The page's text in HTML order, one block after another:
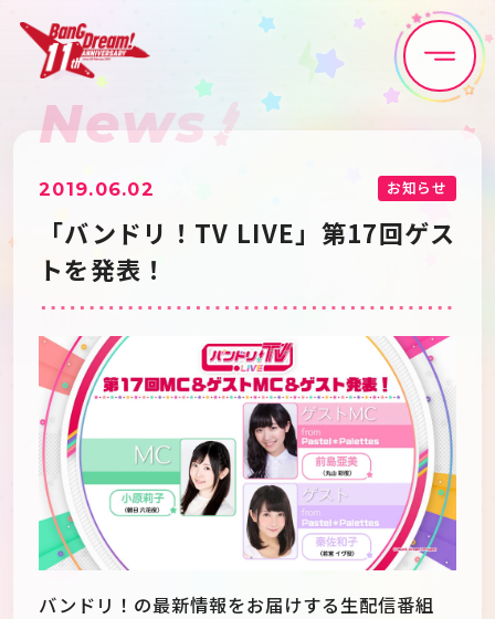
Home News
Live•Event Discography
Artist
Game
Schedule About
Goods
News
2019.06.02 お知らせ
「バンドリ！TV LIVE」第17回ゲス
トを発表！
バンドリ！の最新情報をお届けする生配信番組